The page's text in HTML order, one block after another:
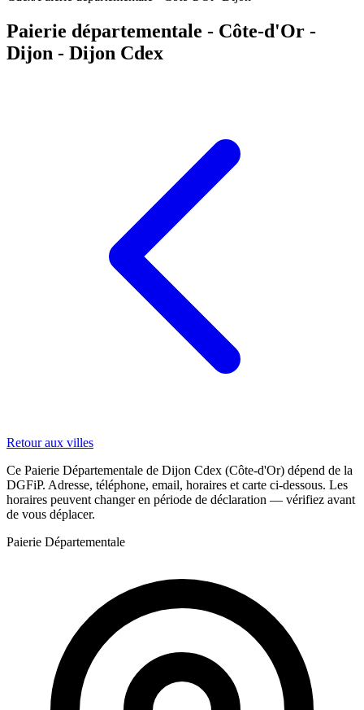
Paierie départementale - Côte-d'Or -
Dijon - Dijon Cdex
Retour aux villes
Ce Paierie Départementale de Dijon Cdex (Côte-d'Or) dépend de la
DGFiP. Adresse, téléphone, email, horaires et carte ci-dessous. Les
horaires peuvent changer en période de déclaration — vérifiez avant
de vous déplacer.
Paierie Départementale